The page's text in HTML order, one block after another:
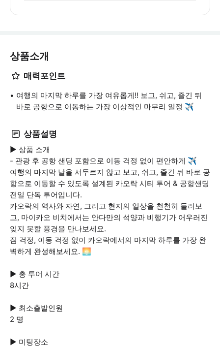
상품소개
매력포인트
여행의 마지막 하루를 가장 여유롭게!! 보고, 쉬고, 즐긴 뒤
바로 공항으로 이동하는 가장 이상적인 마무리 일정 ✈️
상품설명
▶ 상품 소개
- 관광 후 공항 샌딩 포함으로 이동 걱정 없이 편안하게 ✈️
여행의 마지막 날을 서두르지 않고 보고, 쉬고, 즐긴 뒤 바로 공
항으로 이동할 수 있도록 설계된 카오락 시티 투어 & 공항샌딩
전일 단독 투어입니다.
카오락의 역사와 자연, 그리고 현지의 일상을 천천히 둘러보
고, 마이카오 비치에서는 안다만의 석양과 비행기가 어우러진
잊지 못할 풍경을 만나보세요.
짐 걱정, 이동 걱정 없이 카오락에서의 마지막 하루를 가장 완
벽하게 완성해보세요. 🌅
▶ 총 투어 시간
8시간
▶ 최소출발인원
2 명
▶ 미팅장소